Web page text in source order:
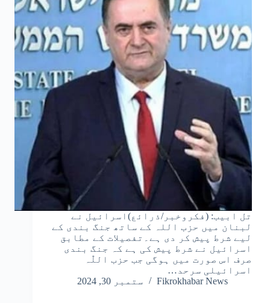
تل ابیب: (فکروخبر/ذرائع)اسرائیل نے
لبنان میں حزب اللہ کے ساتھ جنگ بندی کے
لیے شرط پیش کر دی ہے۔تفصیلات کے مطابق
اسرائیل نے شرط پیش کی ہے کہ جنگ بندی
صرف اس صورت میں ہوگی جب حزب اللّٰہ
اسرائیلی سرحد…
Fikrokhabar News
ستمبر 30, 2024